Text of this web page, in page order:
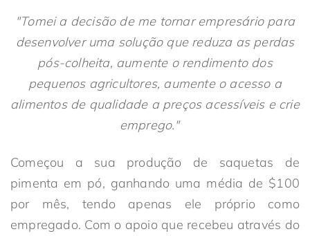
"Tomei a decisão de me tornar empresário para
desenvolver uma solução que reduza as perdas
pós-colheita, aumente o rendimento dos
pequenos agricultores, aumente o acesso a
alimentos de qualidade a preços acessíveis e crie
emprego."
Começou a sua produção de saquetas de
pimenta em pó, ganhando uma média de $100
por mês, tendo apenas ele próprio como
empregado. Com o apoio que recebeu através do